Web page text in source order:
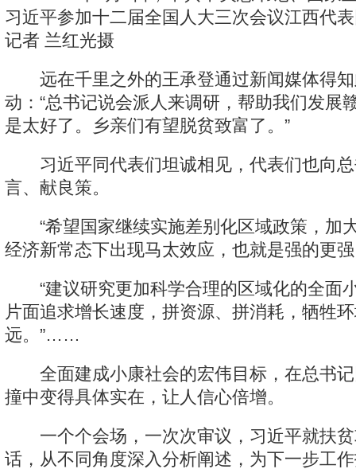
习近平参加十二届全国人大三次会议江西代
记者 兰红光摄
远在千里之外的王承登通过新闻媒体得知
动：“总书记说会派人来调研，帮助我们发展
是太好了。乡亲们有望脱贫致富了。”
习近平同代表们坦诚相见，代表们也向总
言、献良策。
“希望国家继续实施差别化区域政策，加
经济新常态下出现马太效应，也就是强的更
“建议研究更加科学合理的区域化的全面
片面追求增长速度，拼资源、拼消耗，牺牲
远。”……
全面建成小康社会的宏伟目标，在总书记
撞中变得具体实在，让人信心倍增。
一个个会场，一次次审议，习近平就扶贫
话，从不同角度深入分析阐述，为下一步工